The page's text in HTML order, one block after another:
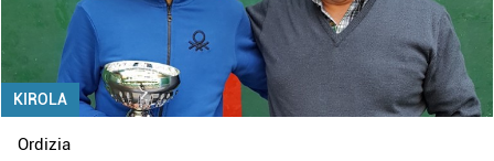
KIROLA
Ordizia